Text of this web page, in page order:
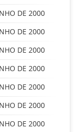
DE 2000
DE 2000
DE 2000
DE 2000
DE 2000
DE 2000
DE 2000